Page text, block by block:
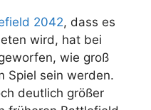
2042, dass es
wird, hat bei
wie groß
Spiel sein werden.
deutlich größer